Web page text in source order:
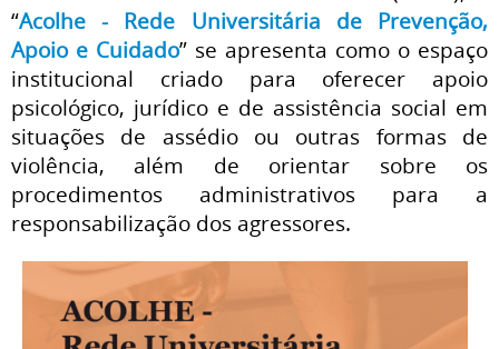
“Acolhe - Rede Universitária de Prevenção,
Apoio e Cuidado” se apresenta como o espaço
institucional criado para oferecer apoio
psicológico, jurídico e de assistência social em
situações de assédio ou outras formas de
violência, além de orientar sobre os
procedimentos administrativos para a
responsabilização dos agressores.